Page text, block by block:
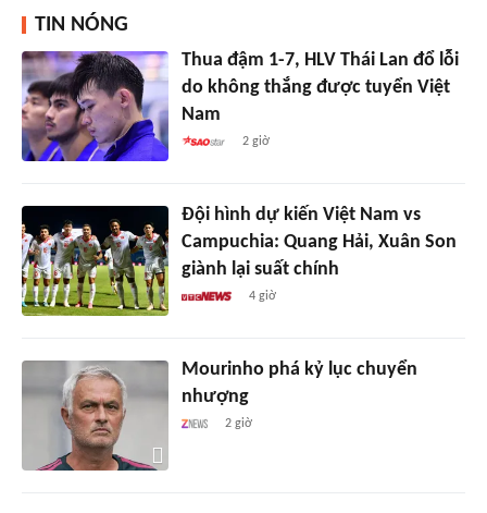
TIN NÓNG
Thua đậm 1-7, HLV Thái Lan đổ lỗi
do không thắng được tuyển Việt
Nam
2 giờ
Đội hình dự kiến Việt Nam vs
Campuchia: Quang Hải, Xuân Son
giành lại suất chính
4 giờ
Mourinho phá kỷ lục chuyển
nhượng
2 giờ